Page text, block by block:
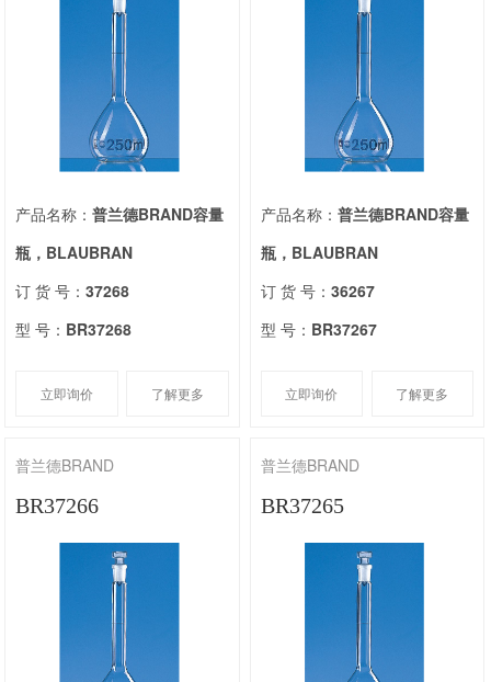
产品名称：普兰德BRAND容量
瓶，BLAUBRAN
订 货 号：37268
型 号： BR37268
立即询价 了解更多
产品名称： 普兰德BRAND容量
瓶，BLAUBRAN
订 货 号： 36267
型 号： BR37267
立即询价 了解更多
普兰德BRAND
BR37266
普兰德BRAND
BR37265